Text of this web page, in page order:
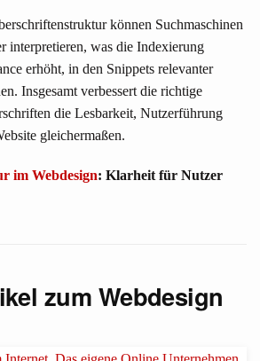
können Suchmaschinen
interpretieren, was die Indexierung
erhöht, in den Snippets relevanter
Insgesamt verbessert die richtige
die Lesbarkeit, Nutzerführung
gleichermaßen.
im Webdesign: Klarheit für Nutzer
zum Webdesign